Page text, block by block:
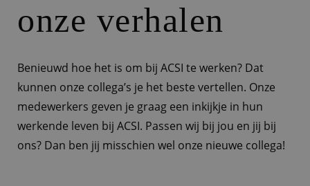
onze verhalen
Benieuwd hoe het is om bij ACSI te werken? Dat
kunnen onze collega’s je het beste vertellen. Onze
medewerkers geven je graag een inkijkje in hun
werkende leven bij ACSI. Passen wij bij jou en jij bij
ons? Dan ben jij misschien wel onze nieuwe collega!